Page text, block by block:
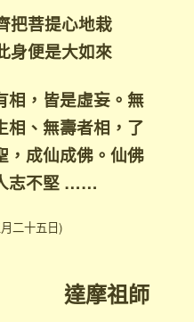
菩提心地栽
便是大如來
相，皆是虛妄。無
相、無壽者相，了
，成仙成佛。仙佛
人志不堅 ……
二十五日)
達摩祖師